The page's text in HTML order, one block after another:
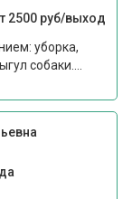
2500 руб/выход
уборка,
собаки....